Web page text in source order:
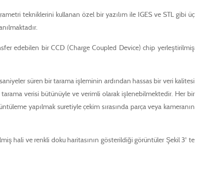
tekniklerini kullanan özel bir yazılım ile IGES ve STL gibi üç
edebilen bir CCD (Charge Coupled Device) chip yerleştirilmiş
süren bir tarama işleminin ardından hassas bir veri kalitesi
verisi bütünüyle ve verimli olarak işlenebilmektedir. Her bir
yapılmak suretiyle çekim sırasında parça veya kameranın
hali ve renkli doku haritasının gösterildiği görüntüler Şekil 3' te